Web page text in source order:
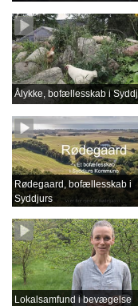
Ålykke, bofællesskab i
Rødegaard, bofællesskab i
Syddjurs
Lokalsamfund i bevægelse